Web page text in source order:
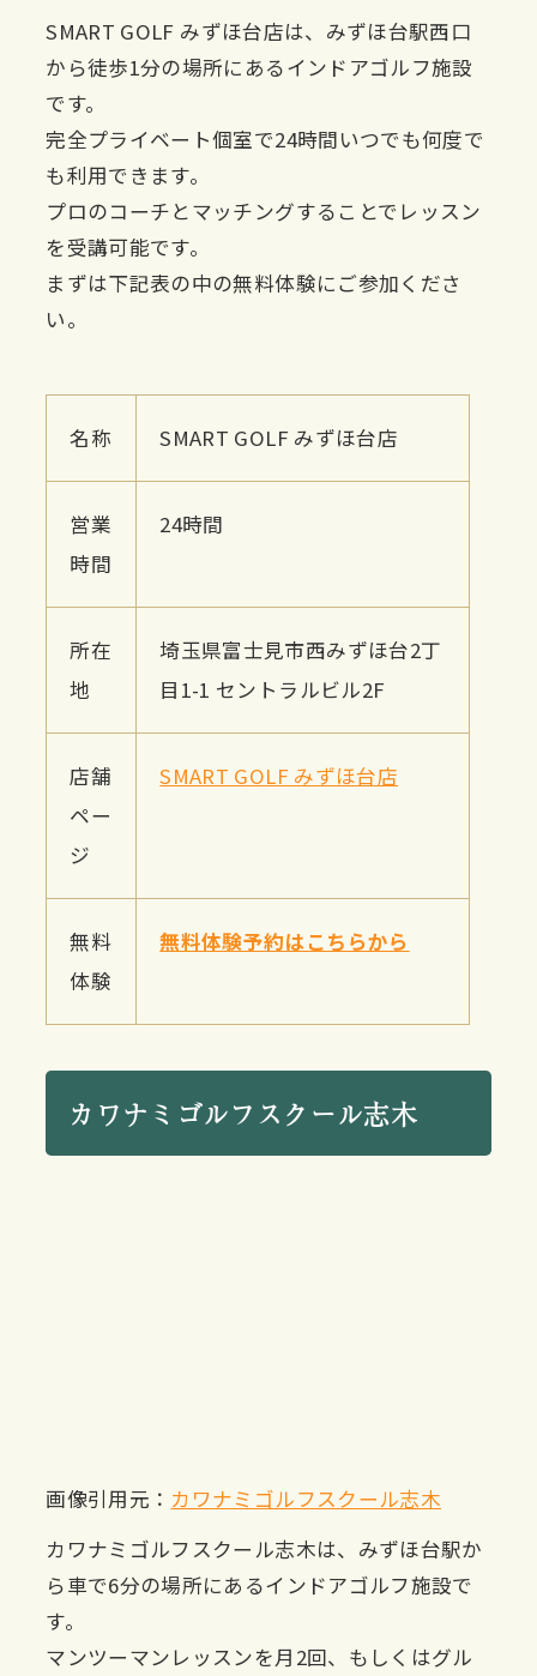
SMART GOLF みずほ台店は、みずほ台駅西口
から徒歩1分の場所にあるインドアゴルフ施設
です。
完全プライベート個室で24時間いつでも何度で
も利用できます。
プロのコーチとマッチングすることでレッスン
を受講可能です。
まずは下記表の中の無料体験にご参加くださ
い。
名称 SMART GOLF みずほ台店
営業
時間
24時間
所在
地
埼玉県富士見市西みずほ台2丁
目1-1 セントラルビル2F
店舗
ペー
ジ
SMART GOLF みずほ台店
無料
体験
無料体験予約はこちらから
カワナミゴルフスクール志木
画像引用元： カワナミゴルフスクール志木
カワナミゴルフスクール志木は、みずほ台駅か
ら車で6分の場所にあるインドアゴルフ施設で
す。
マンツーマンレッスンを月2回、もしくはグル